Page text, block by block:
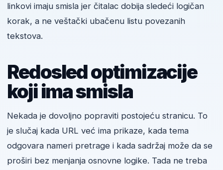
linkovi imaju smisla jer čitalac dobija sledeći logičan
korak, a ne veštački ubačenu listu povezanih
tekstova.
Redosled optimizacije
koji ima smisla
Nekada je dovoljno popraviti postojeću stranicu. To
je slučaj kada URL već ima prikaze, kada tema
odgovara nameri pretrage i kada sadržaj može da se
proširi bez menjanja osnovne logike. Tada ne treba